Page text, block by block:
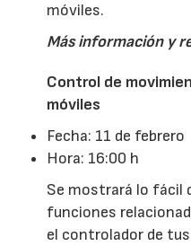
móviles.
Más información y
Control de
móviles
Fecha: 11 de febrero
Hora: 16:00 h
Se mostrará lo fácil
funciones
el controlador de